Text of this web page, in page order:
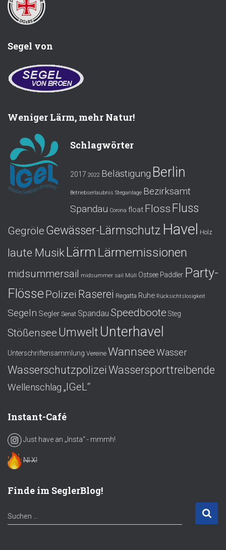
Segel von
Weniger Lärm, mehr Natur!
Schlagwörter
2017 2022 Belästigung Berlin
Betriebserlaubnis Steganlage Bezirksamt
Spandau Corona float Floss Fluss
Gegröle Gewässer-Lärmschutz Havel Holz
laute Musik Lärm Lärmemissionen
midsummersail midsummer sail Müll Ostsee Paddler Party-
FlössePolizei Raserei Regatta Ruhe Rücksichtslosigkeit
Segeln Segler Senat Spandau Speedboote Steg
Stößensee Umwelt Unterhavel
Unterschriftensammlung Vereine WannseeWasser
Wasserschutzpolizei Wassersporttreibende
Wellenschlag „IGeL“
Instant-Café
Just have an „Insta“ - mmmh!
NI X!
Finde im SeglerBlog!
S
u
Suchen …